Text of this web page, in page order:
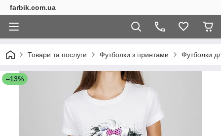
farbik.com.ua
Товари та послуги Футболки з принтами Футболки
–13%